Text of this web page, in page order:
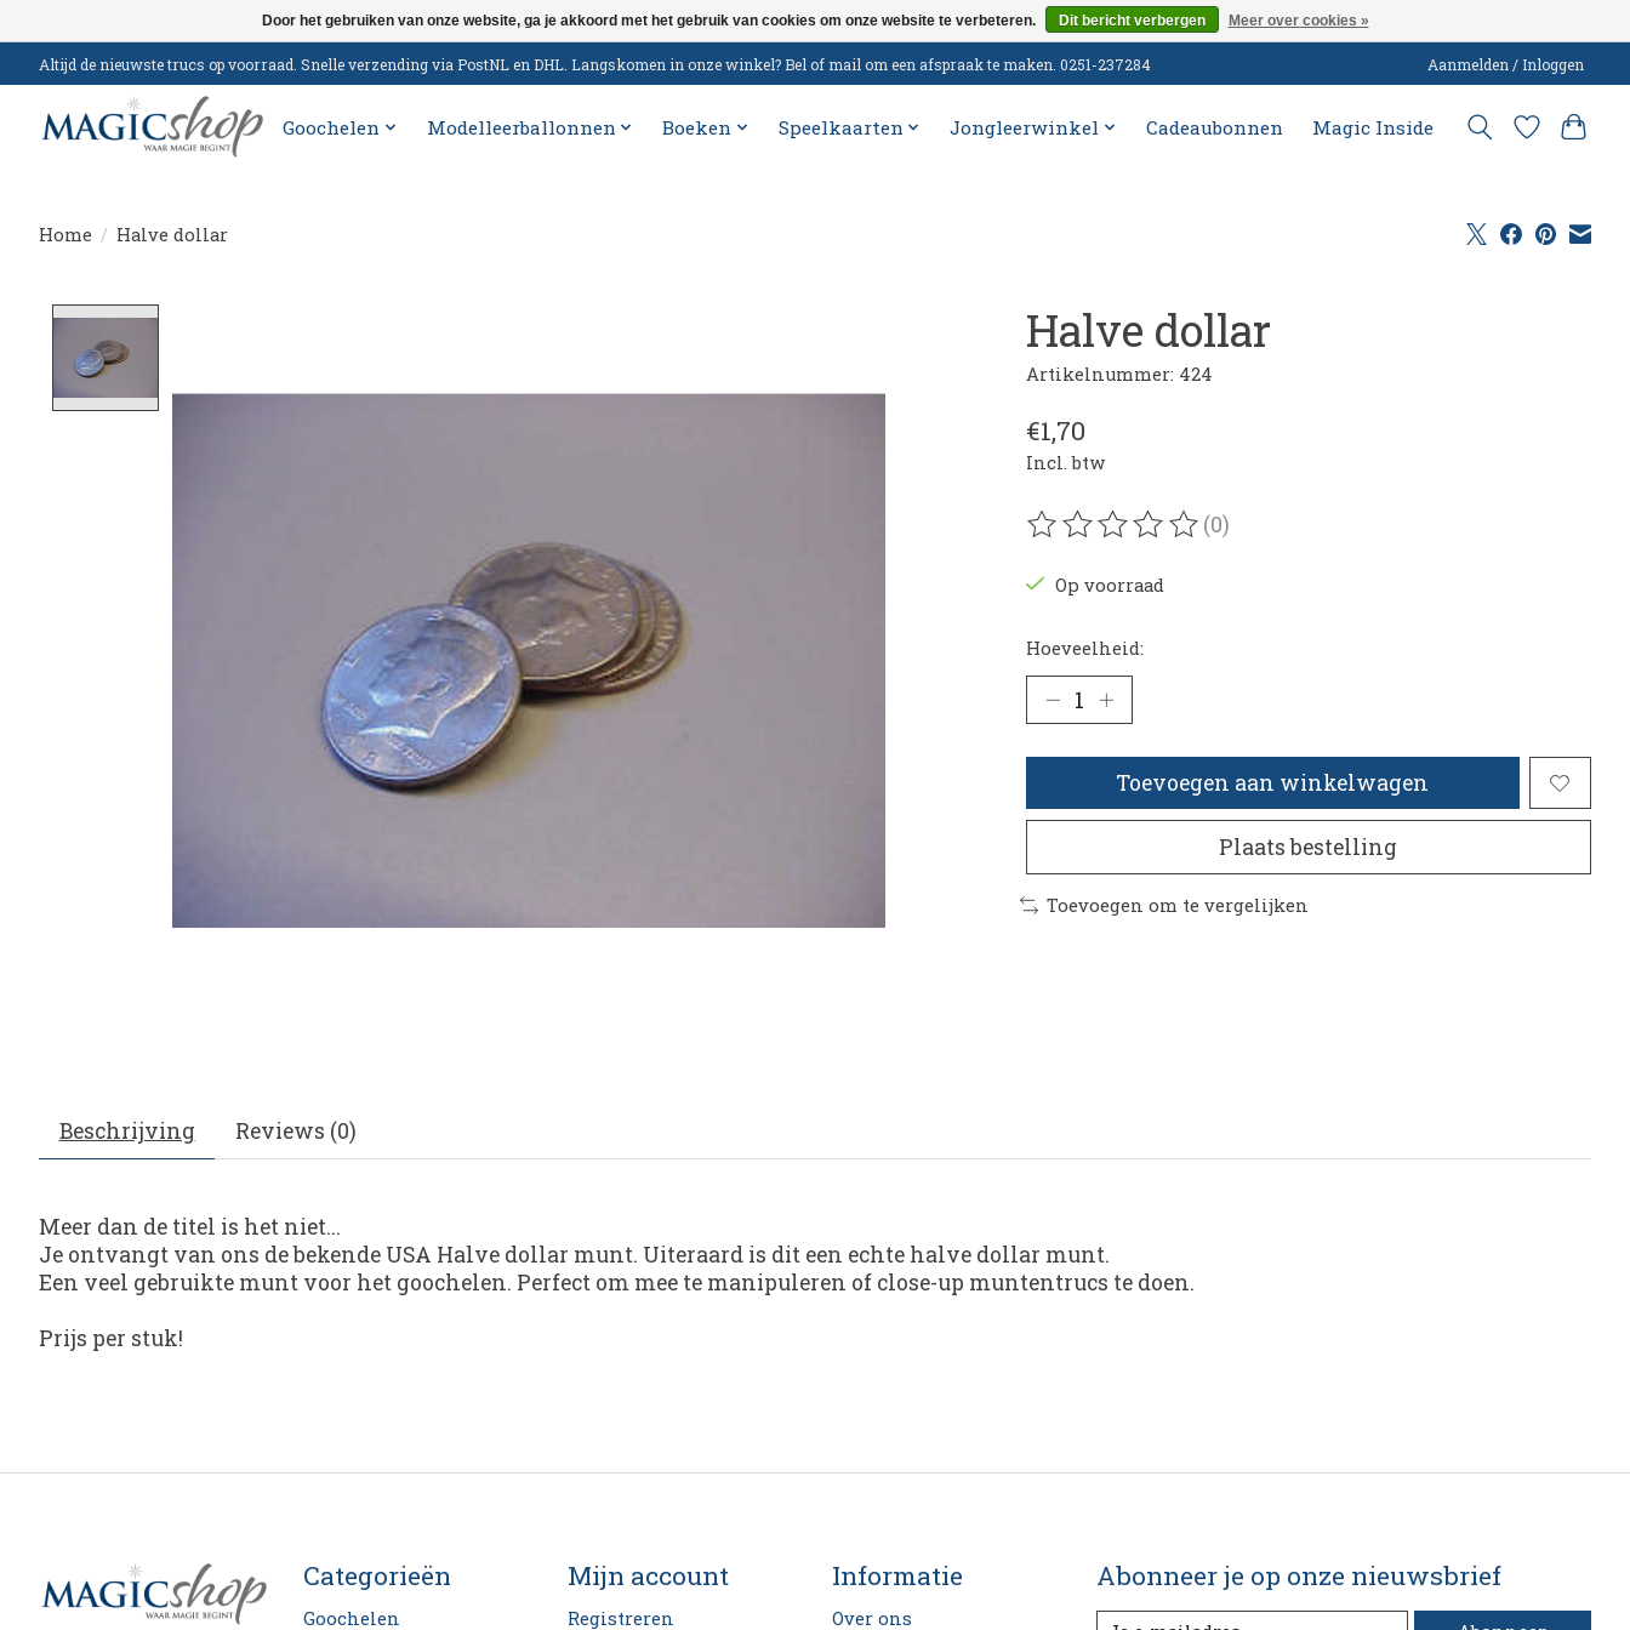
Altijd de nieuwste trucs op voorraad. Snelle verzending via PostNL en DHL. Langskomen in onze winkel? Bel of mail om een afspraak te maken. 0251-237284 Aanmelden / Inloggen
Goochelen Modelleerballonnen Boeken Speelkaarten Jongleerwinkel Cadeaubonnen Magic Inside
Home / Halve dollar
Halve dollar
Artikelnummer: 424
€1,70
Incl. btw
De beoordeling van dit product is
(0)
Op voorraad
Hoeveelheid:
Toevoegen aan winkelwagen
Plaats bestelling
Toevoegen om te vergelijken
Beschrijving Reviews (0)
Meer dan de titel is het niet...
Je ontvangt van ons de bekende USA Halve dollar munt. Uiteraard is dit een echte halve dollar munt.
Een veel gebruikte munt voor het goochelen. Perfect om mee te manipuleren of close-up muntentrucs te doen.
Prijs per stuk!
Categorieën
Goochelen
Mijn account
Registreren
Informatie
Over ons
Abonneer je op onze nieuwsbrief
Door het gebruiken van onze website, ga je akkoord met het gebruik van cookies om onze website te verbeteren. Dit bericht verbergen Meer over cookies »